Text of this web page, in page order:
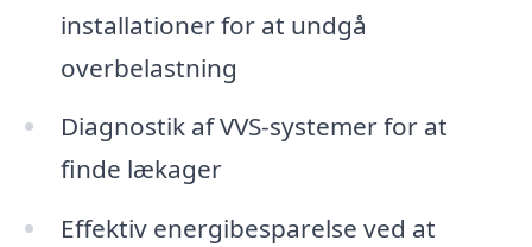
installationer for at undgå
overbelastning
Diagnostik af VVS-systemer for at
finde lækager
Effektiv energibesparelse ved at